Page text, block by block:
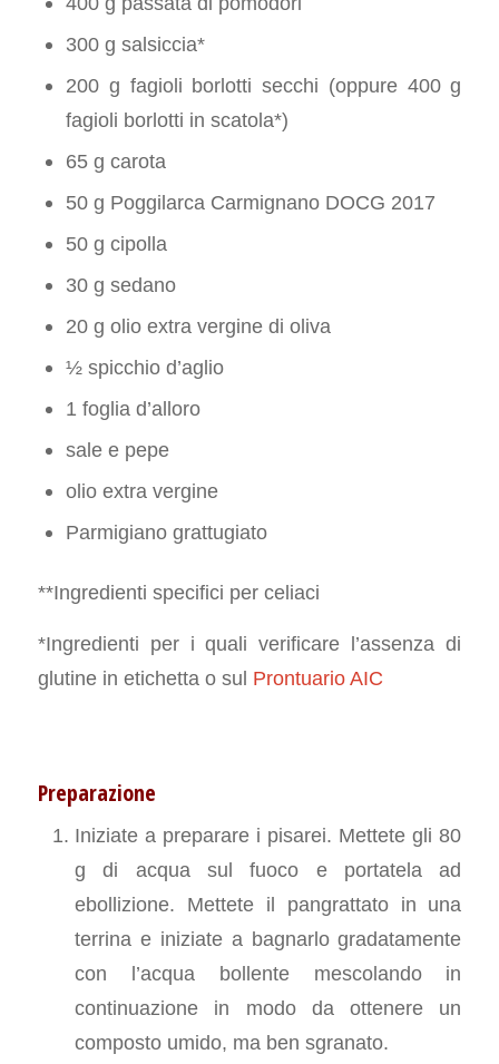
300 g salsiccia*
200 g fagioli borlotti secchi (oppure 400 g
fagioli borlotti in scatola*)
65 g carota
50 g Poggilarca Carmignano DOCG 2017
50 g cipolla
30 g sedano
20 g olio extra vergine di oliva
½ spicchio d’aglio
1 foglia d’alloro
sale e pepe
olio extra vergine
Parmigiano grattugiato
**Ingredienti specifici per celiaci
*Ingredienti per i quali verificare l’assenza di
glutine in etichetta o sul Prontuario AIC
Preparazione
Iniziate a preparare i pisarei. Mettete gli 80
g di acqua sul fuoco e portatela ad
ebollizione. Mettete il pangrattato in una
terrina e iniziate a bagnarlo gradatamente
con l’acqua bollente mescolando in
continuazione in modo da ottenere un
composto umido, ma ben sgranato.